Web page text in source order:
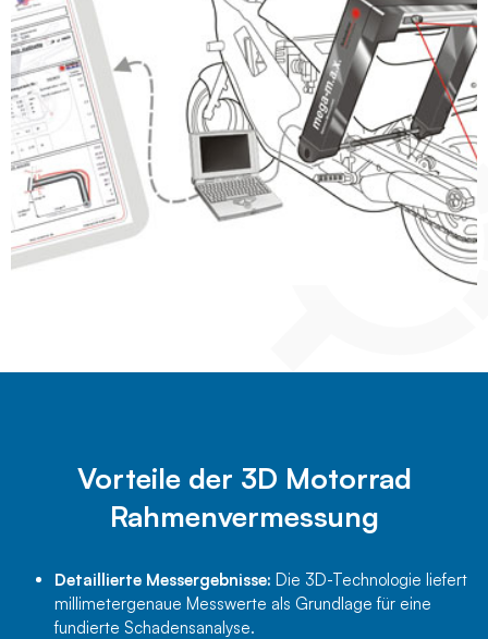
Vorteile der 3D Motorrad
Rahmenvermessung
Detaillierte Messergebnisse: Die 3D-Technologie liefert
millimetergenaue Messwerte als Grundlage für eine
fundierte Schadensanalyse.